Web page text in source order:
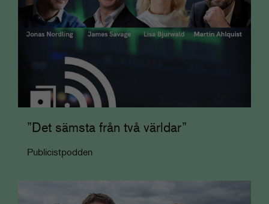
”Det sämsta från två världar”
Publicistpodden